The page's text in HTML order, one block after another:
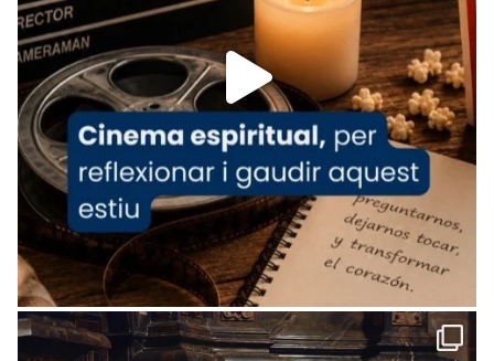
Foto
View on Facebook · Share
Arquebisbat de Barcelona
1 week ago
«Avui les santes Juliana i Semproniana ens
ajuden a alçar la mirada»
Mons. Sergi Gordo, bisbe de Tortosa, ha
presidit aquest 27 de juliol la missa de Les
Santes de Mataró.
🔗tinyurl.com/cvu5jmbk